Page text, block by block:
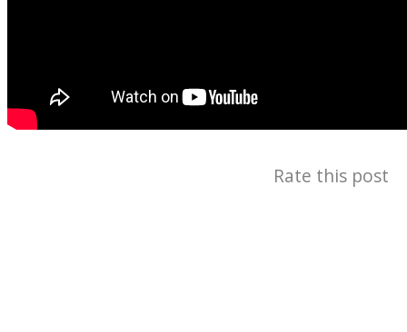
Rate this post